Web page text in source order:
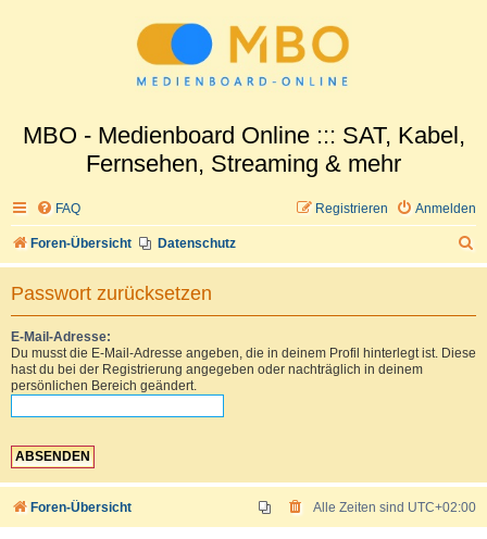
MBO - Medienboard Online ::: SAT, Kabel,
Fernsehen, Streaming & mehr
FAQ Anmelden
Registrieren
Foren-Übersicht Datenschutz
u
Passwort zurücksetzen
E-Mail-Adresse:
Du musst die E-Mail-Adresse angeben, die in deinem Profil hinterlegt ist. Diese
hast du bei der Registrierung angegeben oder nachträglich in deinem
persönlichen Bereich geändert.
Foren-Übersicht Alle Zeiten sind UTC+02:00